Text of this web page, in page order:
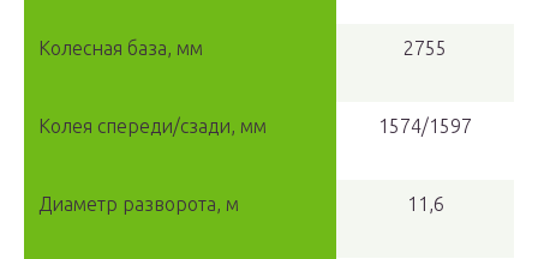
Колесная база, мм 2755
Колея спереди/сзади, мм 1574/1597
Диаметр разворота, м 11,6